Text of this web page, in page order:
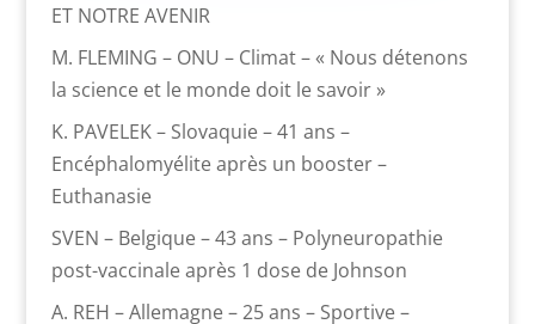
ET NOTRE AVENIR
M. FLEMING – ONU – Climat – « Nous détenons
la science et le monde doit le savoir »
K. PAVELEK – Slovaquie – 41 ans –
Encéphalomyélite après un booster –
Euthanasie
SVEN – Belgique – 43 ans – Polyneuropathie
post-vaccinale après 1 dose de Johnson
A. REH – Allemagne – 25 ans – Sportive –